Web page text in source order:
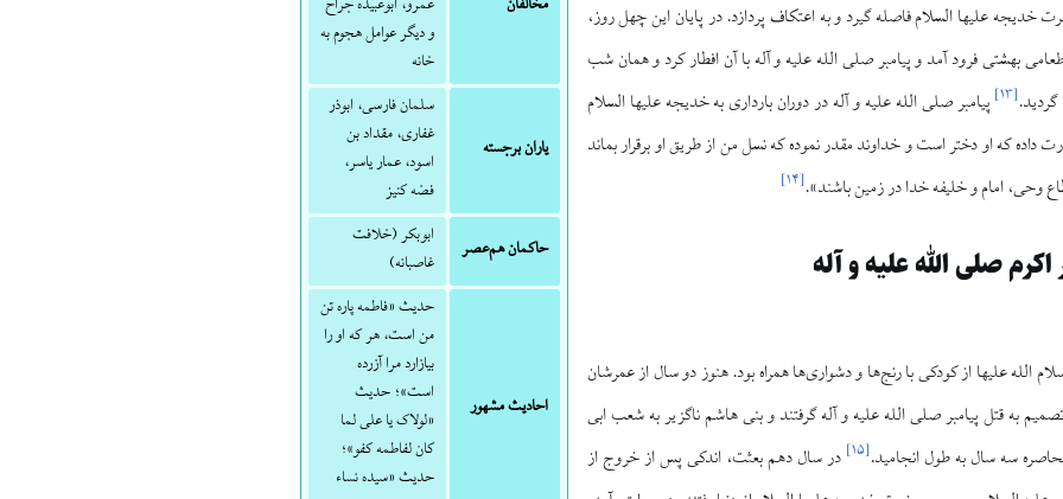
مخالفان
عمرو، ابوعبیده جراح
و دیگر عوامل هجوم به
خانه
یاران برجسته
سلمان فارسی، ابوذر
غفاری، مقداد بن
اسود، عمار یاسر،
فضه کنیز
حاکمان هم‌عصر
ابوبکر (خلافت
غاصبانه)
احادیث مشهور
حدیث «فاطمه پاره تن
من است، هر که او را
بیازارد مرا آزرده
است»؛ حدیث
«لولاک یا علی لما
کان لفاطمه کفو»؛
حدیث «سیده نساء
علیها السلام فاصله گیرد و به اعتکاف پردازد. در پایان این چهل روز،
بهشتی فرود آمد و پیامبر صلی الله علیه و آله با آن افطار کرد و همان شب
[۱۳]پیامبر صلی الله علیه و آله در دوران بارداری به خدیجه علیها السلام
داده که او دختر است و خداوند مقدر نموده که نسل من از طریق او برقرار بماند
وحی، امام و خلیفه خدا در زمین باشند».[۱۴]
اکرم صلی الله علیه و آله
الله علیها از کودکی با رنج‌ها و دشواری‌ها همراه بود. هنوز دو سال از عمرشان
به قتل پیامبر صلی الله علیه و آله گرفتند و بنی هاشم ناگزیر به شعب ابی
سه سال به طول انجامید.[۱۵] در سال دهم بعثت، اندکی پس از خروج از